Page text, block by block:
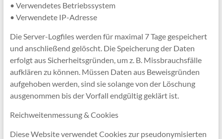
• Verwendetes Betriebssystem
• Verwendete IP-Adresse
Die Server-Logfiles werden für maximal 7 Tage gespeichert
und anschließend gelöscht. Die Speicherung der Daten
erfolgt aus Sicherheitsgründen, um z. B. Missbrauchsfälle
aufklären zu können. Müssen Daten aus Beweisgründen
aufgehoben werden, sind sie solange von der Löschung
ausgenommen bis der Vorfall endgültig geklärt ist.
Reichweitenmessung & Cookies
Diese Website verwendet Cookies zur pseudonymisierten